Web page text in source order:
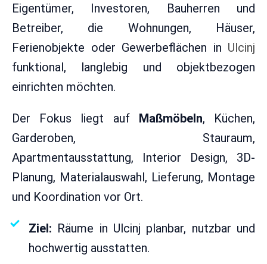
Eigentümer, Investoren, Bauherren und
Betreiber, die Wohnungen, Häuser,
Ferienobjekte oder Gewerbeflächen in Ulcinj
funktional, langlebig und objektbezogen
einrichten möchten.
Der Fokus liegt auf Maßmöbeln, Küchen,
Garderoben, Stauraum,
Apartmentausstattung, Interior Design, 3D-
Planung, Materialauswahl, Lieferung, Montage
und Koordination vor Ort.
Ziel: Räume in Ulcinj planbar, nutzbar und
hochwertig ausstatten.